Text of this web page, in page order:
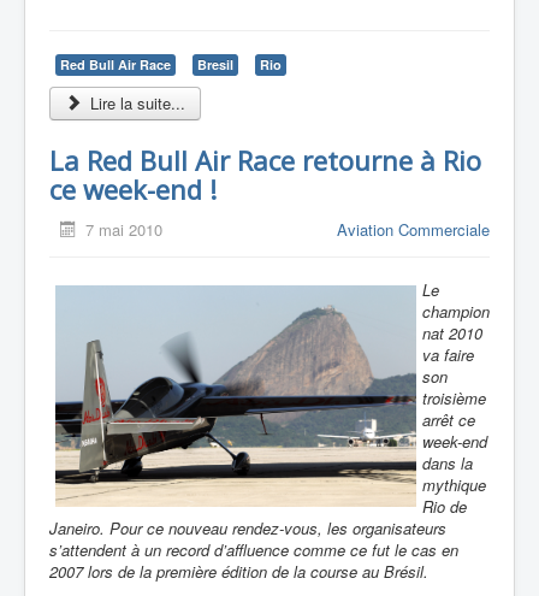
Red Bull Air Race Bresil Rio
Lire la suite...
La Red Bull Air Race retourne à Rio
ce week-end !
7 mai 2010 Aviation Commerciale
Le
champion
nat 2010
va faire
son
troisième
arrêt ce
week-end
dans la
mythique
Rio de
Janeiro. Pour ce nouveau rendez-vous, les organisateurs
s’attendent à un record d’affluence comme ce fut le cas en
2007 lors de la première édition de la course au Brésil.